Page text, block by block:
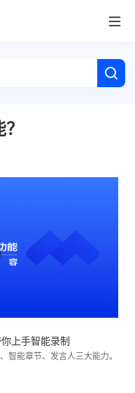
取消
上手智能录制
智能章节、发言人三大能力。